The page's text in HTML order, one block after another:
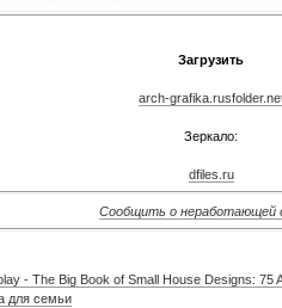
Загрузить
arch-
Зеркало:
dfiles.ru
Сообщить о неработающей
- The Big Book of Small House Designs: 75
для семьи